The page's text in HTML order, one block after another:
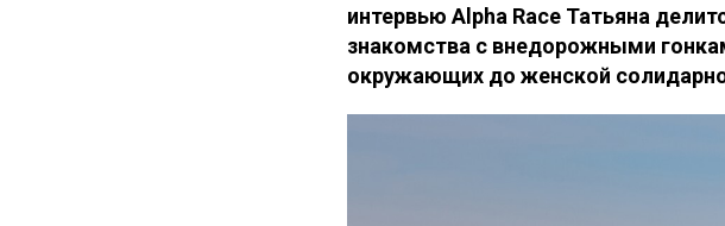
интервью Alpha Race Татьяна
знакомства с внедорожными
окружающих до женской